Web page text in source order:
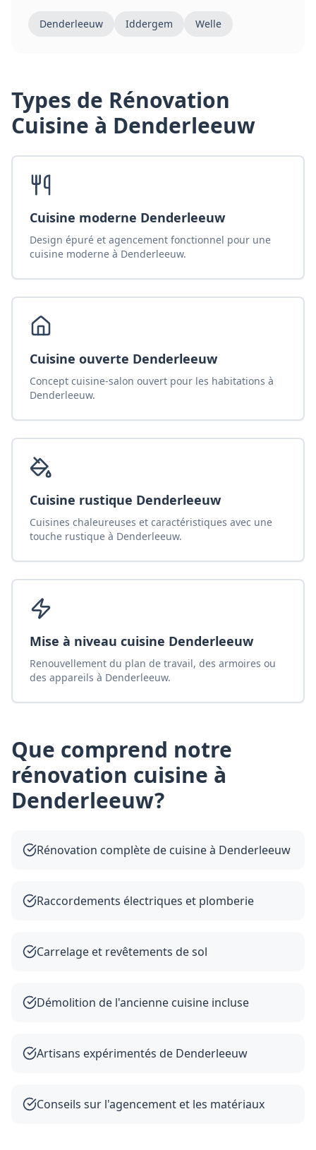
Denderleeuw Iddergem Welle
Types de Rénovation
Cuisine à Denderleeuw
Cuisine moderne Denderleeuw
Design épuré et agencement fonctionnel pour une
cuisine moderne à Denderleeuw.
Cuisine ouverte Denderleeuw
Concept cuisine-salon ouvert pour les habitations à
Denderleeuw.
Cuisine rustique Denderleeuw
Cuisines chaleureuses et caractéristiques avec une
touche rustique à Denderleeuw.
Mise à niveau cuisine Denderleeuw
Renouvellement du plan de travail, des armoires ou
des appareils à Denderleeuw.
Que comprend notre
rénovation cuisine à
Denderleeuw?
Rénovation complète de cuisine à Denderleeuw
Raccordements électriques et plomberie
Carrelage et revêtements de sol
Démolition de l'ancienne cuisine incluse
Artisans expérimentés de Denderleeuw
Conseils sur l'agencement et les matériaux